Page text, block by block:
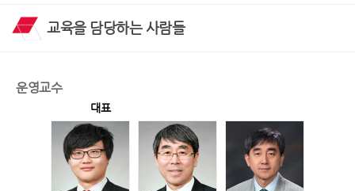
교육을 담당하는 사람들
운영교수
대표